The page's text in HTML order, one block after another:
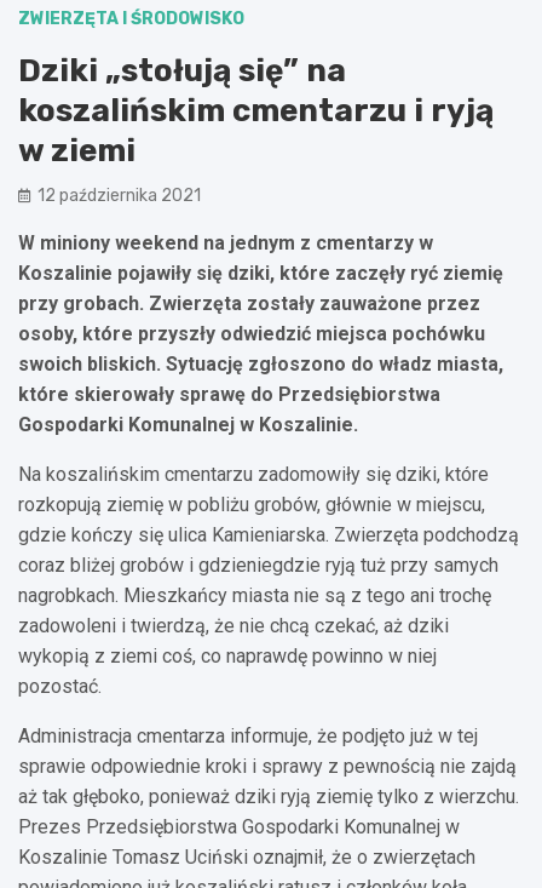
ZWIERZĘTA I ŚRODOWISKO
Dziki „stołują się” na
koszalińskim cmentarzu i ryją
w ziemi
12 października 2021
W miniony weekend na jednym z cmentarzy w
Koszalinie pojawiły się dziki, które zaczęły ryć ziemię
przy grobach. Zwierzęta zostały zauważone przez
osoby, które przyszły odwiedzić miejsca pochówku
swoich bliskich. Sytuację zgłoszono do władz miasta,
które skierowały sprawę do Przedsiębiorstwa
Gospodarki Komunalnej w Koszalinie.
Na koszalińskim cmentarzu zadomowiły się dziki, które
rozkopują ziemię w pobliżu grobów, głównie w miejscu,
gdzie kończy się ulica Kamieniarska. Zwierzęta podchodzą
coraz bliżej grobów i gdzieniegdzie ryją tuż przy samych
nagrobkach. Mieszkańcy miasta nie są z tego ani trochę
zadowoleni i twierdzą, że nie chcą czekać, aż dziki
wykopią z ziemi coś, co naprawdę powinno w niej
pozostać.
Administracja cmentarza informuje, że podjęto już w tej
sprawie odpowiednie kroki i sprawy z pewnością nie zajdą
aż tak głęboko, ponieważ dziki ryją ziemię tylko z wierzchu.
Prezes Przedsiębiorstwa Gospodarki Komunalnej w
Koszalinie Tomasz Uciński oznajmił, że o zwierzętach